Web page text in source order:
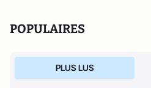
POPULAIRES
PLUS LUS